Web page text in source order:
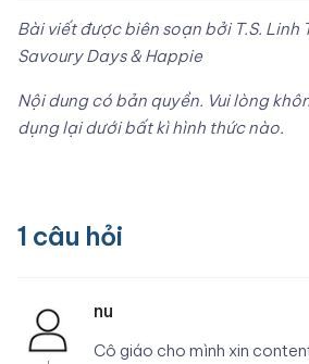
Bài viết được biên soạn bởi T.S. Linh
Savoury Days & Happie
Nội dung có bản quyền. Vui lòng
dụng lại dưới bất kì hình thức nào.
1 câu hỏi
nu
Cô giáo cho mình xin